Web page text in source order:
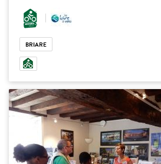
BRIARE